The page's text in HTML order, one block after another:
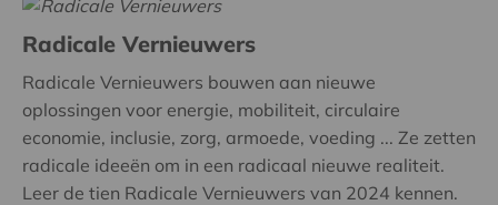
Radicale Vernieuwers
Radicale Vernieuwers bouwen aan nieuwe
oplossingen voor energie, mobiliteit, circulaire
economie, inclusie, zorg, armoede, voeding ... Ze zetten
radicale ideeën om in een radicaal nieuwe realiteit.
Leer de tien Radicale Vernieuwers van 2024 kennen.